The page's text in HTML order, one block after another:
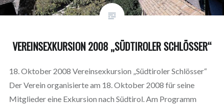
VEREINSEXKURSION 2008 „SÜDTIROLER SCHLÖSSER“
18. Oktober 2008 Vereinsexkursion „Südtiroler Schlösser“
Der Verein organisierte am 18. Oktober 2008 für seine
Mitglieder eine Exkursion nach Südtirol. Am Programm